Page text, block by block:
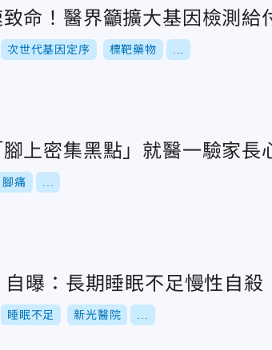
命！醫界籲擴大基因檢測給
次世代基因定序 標靶藥物
上密集黑點」就醫一驗家長
腳痛
曝：長期睡眠不足慢性自殺
睡眠不足 新光醫院